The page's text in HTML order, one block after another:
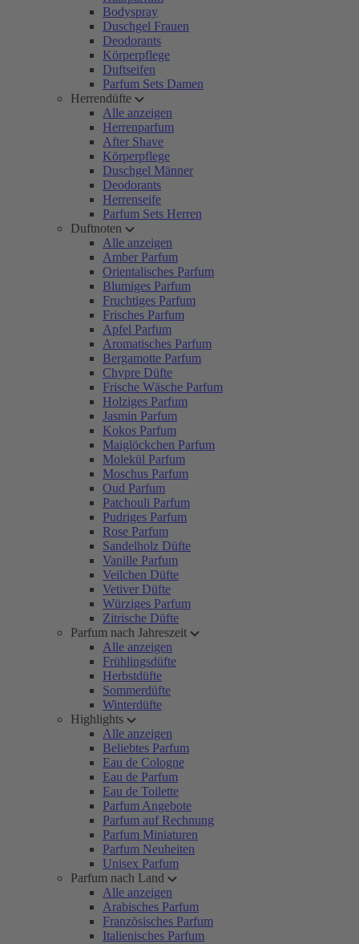
Bodyspray
Duschgel Frauen
Deodorants
Körperpflege
Duftseifen
Parfum Sets Damen
Herrendüfte
Alle anzeigen
Herrenparfum
After Shave
Körperpflege
Duschgel Männer
Deodorants
Herrenseife
Parfum Sets Herren
Duftnoten
Alle anzeigen
Amber Parfum
Orientalisches Parfum
Blumiges Parfum
Fruchtiges Parfum
Frisches Parfum
Apfel Parfum
Aromatisches Parfum
Bergamotte Parfum
Chypre Düfte
Frische Wäsche Parfum
Holziges Parfum
Jasmin Parfum
Kokos Parfum
Maiglöckchen Parfum
Molekül Parfum
Moschus Parfum
Oud Parfum
Patchouli Parfum
Pudriges Parfum
Rose Parfum
Sandelholz Düfte
Vanille Parfum
Veilchen Düfte
Vetiver Düfte
Würziges Parfum
Zitrische Düfte
Parfum nach Jahreszeit
Alle anzeigen
Frühlingsdüfte
Herbstdüfte
Sommerdüfte
Winterdüfte
Highlights
Alle anzeigen
Beliebtes Parfum
Eau de Cologne
Eau de Parfum
Eau de Toilette
Parfum Angebote
Parfum auf Rechnung
Parfum Miniaturen
Parfum Neuheiten
Unisex Parfum
Parfum nach Land
Alle anzeigen
Arabisches Parfum
Französisches Parfum
Italienisches Parfum